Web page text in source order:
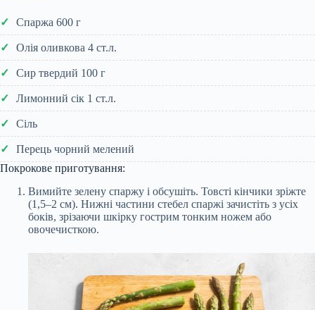
Спаржа 600 г
Олія оливкова 4 ст.л.
Сир твердий 100 г
Лимонний сік 1 ст.л.
Сіль
Перець чорний мелений
Покрокове приготування:
Вимийте зелену спаржу і обсушіть. Товсті кінчики зріжте
(1,5–2 см). Нижні частини стебел спаржі зачистіть з усіх
боків, зрізаючи шкірку гострим тонким ножем або
овочечисткою.